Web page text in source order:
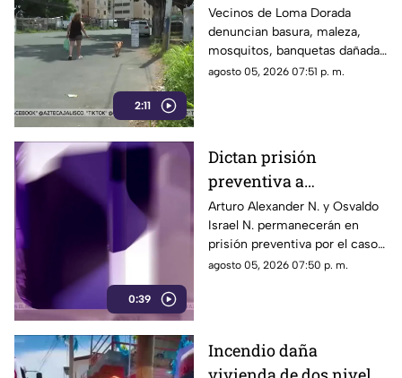
2:11
vecinos de Loma
Dorada
Vecinos de Loma Dorada
denuncian basura, maleza,
mosquitos, banquetas dañadas
y un árbol que afecta una
agosto 05, 2026 07:51 p. m.
0:39
Dictan prisión
preventiva a
implicados en caso de
Vaquita
Arturo Alexander N. y Osvaldo
Israel N. permanecerán en
prisión preventiva por el caso
de Vaquita, mientras continúa
agosto 05, 2026 07:50 p. m.
Incendio daña